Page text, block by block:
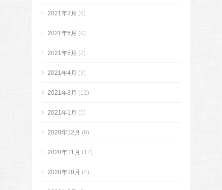
2021年7月 (9)
2021年6月 (9)
2021年5月 (2)
2021年4月 (3)
2021年3月 (12)
2021年1月 (5)
2020年12月 (8)
2020年11月 (12)
2020年10月 (4)